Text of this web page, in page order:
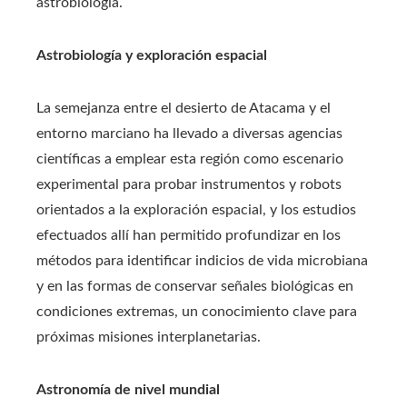
astrobiología.
Astrobiología y exploración espacial
La semejanza entre el desierto de Atacama y el
entorno marciano ha llevado a diversas agencias
científicas a emplear esta región como escenario
experimental para probar instrumentos y robots
orientados a la exploración espacial, y los estudios
efectuados allí han permitido profundizar en los
métodos para identificar indicios de vida microbiana
y en las formas de conservar señales biológicas en
condiciones extremas, un conocimiento clave para
próximas misiones interplanetarias.
Astronomía de nivel mundial